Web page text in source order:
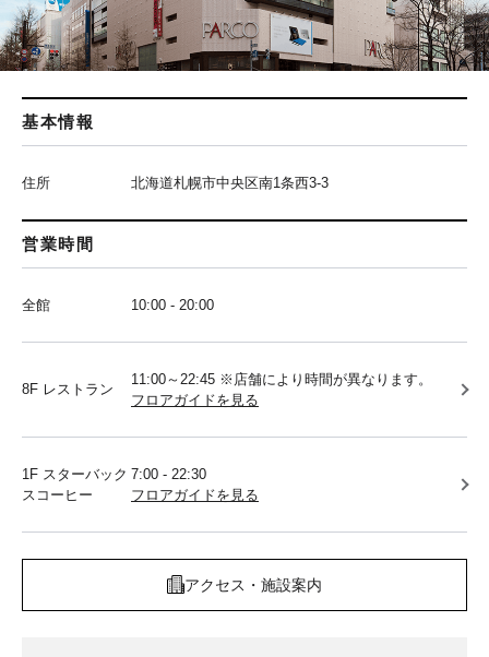
基本情報
住所 北海道札幌市中央区南1条西3-3
営業時間
全館 10:00 - 20:00
8F レストラン
11:00～22:45 ※店舗により時間が異なります。
フロアガイドを見る
1F スターバック
スコーヒー
7:00 - 22:30
フロアガイドを見る
アクセス・施設案内